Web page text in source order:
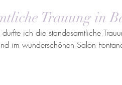
Trauung in
durfte ich die standesamtliche
im wunderschönen Salon